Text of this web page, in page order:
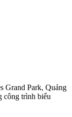
Grand Park, Quảng
công trình biểu